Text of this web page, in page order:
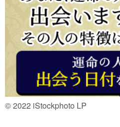
© 2022 iStockphoto LP